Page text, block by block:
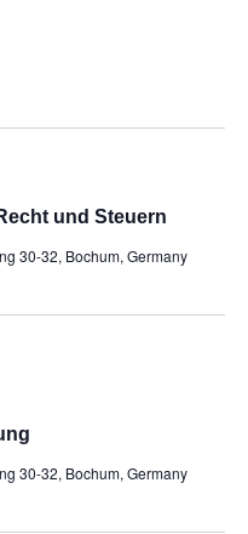
und Steuern
30-32, Bochum, Germany
30-32, Bochum, Germany